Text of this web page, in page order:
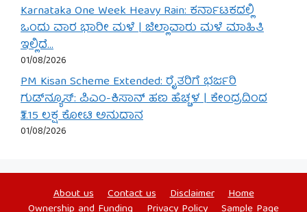
Karnataka One Week Heavy Rain: ಕರ್ನಾಟಕದಲ್ಲಿ
ಒಂದು ವಾರ ಭಾರೀ ಮಳೆ | ಜಿಲ್ಲಾವಾರು ಮಳೆ ಮಾಹಿತಿ
ಇಲ್ಲಿದೆ…
01/08/2026
PM Kisan Scheme Extended: ರೈತರಿಗೆ ಭರ್ಜರಿ
ಗುಡ್‌ನ್ಯೂಸ್: ಪಿಎಂ-ಕಿಸಾನ್ ಹಣ ಹೆಚ್ಚಳ | ಕೇಂದ್ರದಿಂದ
₹3.15 ಲಕ್ಷ ಕೋಟಿ ಅನುದಾನ
01/08/2026
About us Contact us Disclaimer
Home